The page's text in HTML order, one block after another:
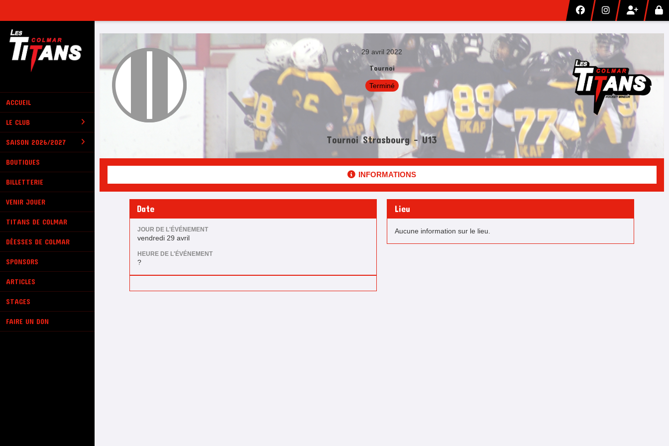
ACCUEIL
LE CLUB
SAISON 2026/2027
BOUTIQUES
BILLETTERIE
VENIR JOUER
TITANS DE COLMAR
DÉESSES DE COLMAR
SPONSORS
ARTICLES
STAGES
FAIRE UN DON
29 avril 2022
Tournoi
Terminé
Tournoi Strasbourg - U13
INFORMATIONS
Date
JOUR DE L'ÉVÉNEMENT
vendredi 29 avril
HEURE DE L'ÉVÉNEMENT
?
Lieu
Aucune information sur le lieu.